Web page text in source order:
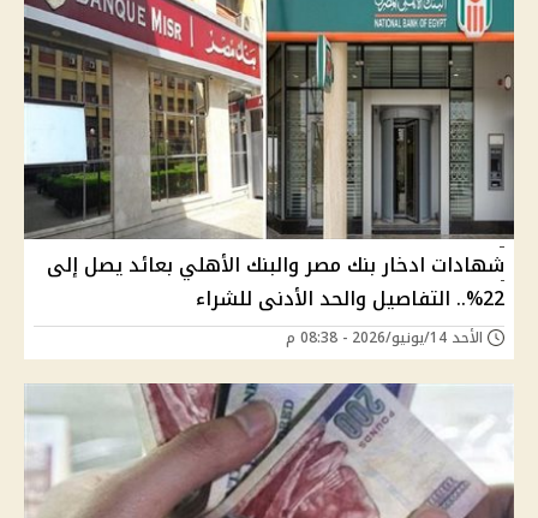
شهادات ادخار بنك مصر والبنك الأهلي بعائد يصل إلى
22%.. التفاصيل والحد الأدنى للشراء
الأحد 14/يونيو/2026 - 08:38 م